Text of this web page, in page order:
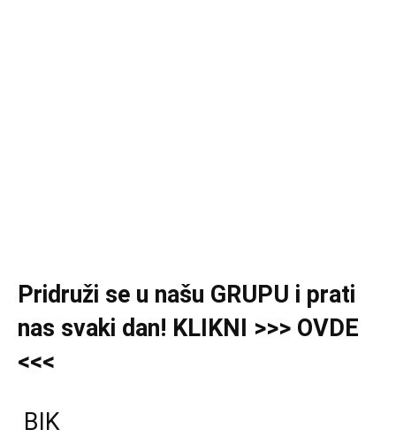
Pridruži se u našu GRUPU i prati
nas svaki dan! KLIKNI >>> OVDE
<<<
BIK